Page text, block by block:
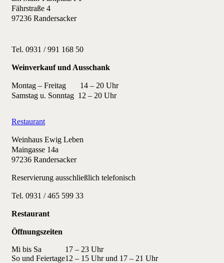
Fährstraße 4
97236 Randersacker
Tel. 0931 / 991 168 50
Weinverkauf und Ausschank
Montag – Freitag 14 – 20 Uhr
Samstag u. Sonntag 12 – 20 Uhr
Restaurant
Weinhaus Ewig Leben
Maingasse 14a
97236 Randersacker
Reservierung ausschließlich telefonisch
Tel. 0931 / 465 599 33
Restaurant
Öffnungszeiten
Mi bis Sa
17 – 23 Uhr
So und Feiertage12 – 15 Uhr und 17 – 21 Uhr